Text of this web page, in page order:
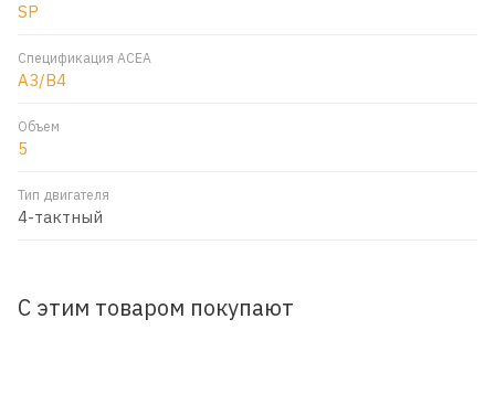
SP
Спецификация ACEA
A3/B4
Объем
5
Тип двигателя
4-тактный
С этим товаром покупают